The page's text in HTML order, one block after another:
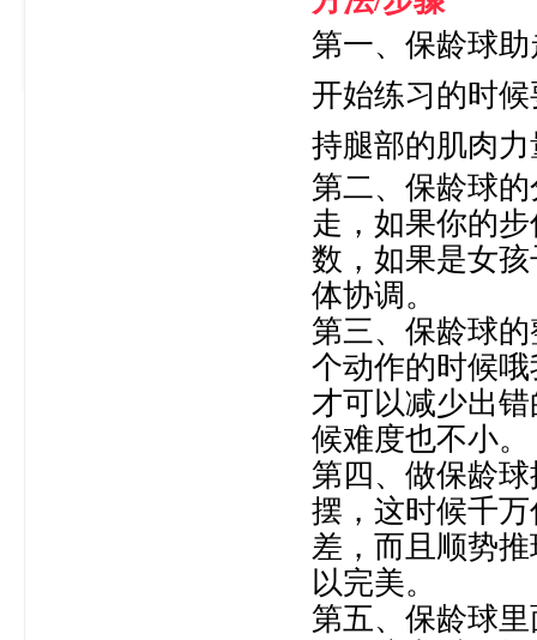
第一、保龄球
开始练习的时
持腿部的肌肉
第二、保龄球
走，如果你的
数，如果是女
体协调。
第三、保龄球
个动作的时候
才可以减少出
候难度也不小。
第四、做保龄
摆，这时候千
差，而且顺势
以完美。
第五、保龄球